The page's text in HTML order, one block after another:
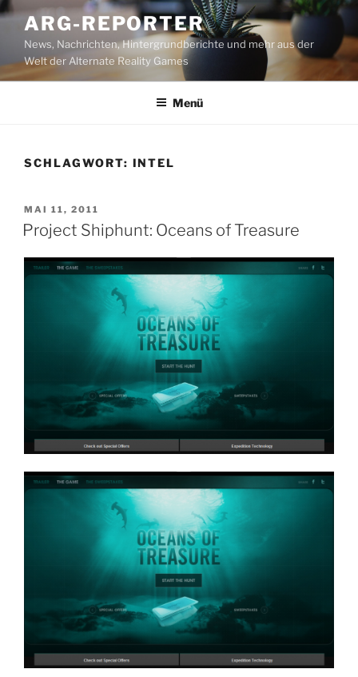
Zum
Inhalt
springen
ARG-REPORTER
News, Nachrichten, Hintergrundberichte und mehr aus der
Welt der Alternate Reality Games
Menü
SCHLAGWORT: INTEL
VERÖFFENTLICHT
AM
MAI 11, 2011
Project Shiphunt: Oceans of Treasure